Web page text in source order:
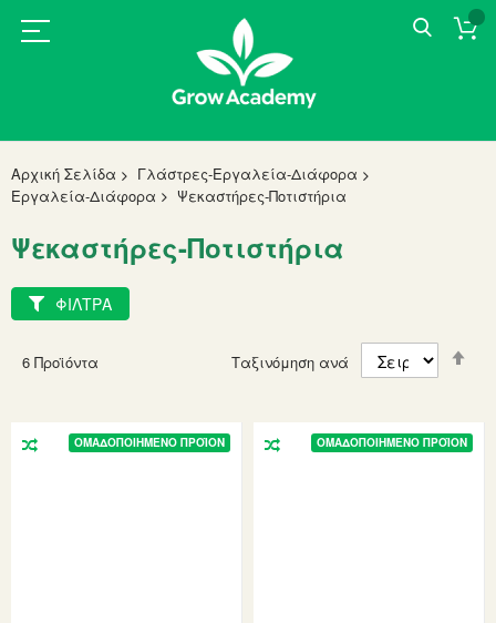
Αρχική Σελίδα
Γλάστρες-Εργαλεία-Διάφορα
Εργαλεία-Διάφορα
Ψεκαστήρες-Ποτιστήρια
Ψεκαστήρες-Ποτιστήρια
6 Προϊόντα Ταξινόμηση ανά
ΟΜΑΔΟΠΟΙΗΜΈΝΟ ΠΡΟΪΌΝ ΟΜΑΔΟΠΟΙΗΜΈΝΟ ΠΡΟΪΌΝ
ΦΙΛΤΡΑ